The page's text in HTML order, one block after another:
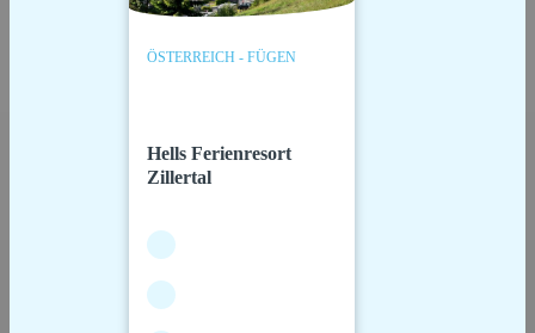
ÖSTERREICH - FÜGEN
Hells Ferienresort
Zillertal